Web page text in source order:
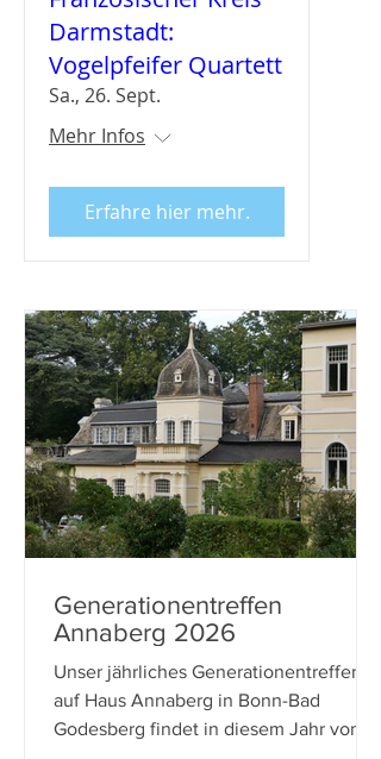
Darmstadt:
Vogelpfeifer Quartett
Sa., 26. Sept.
Mehr Infos
Erfahre hier mehr.
Generationentreffen
Annaberg 2026
Unser jährliches Generationentreffen
auf Haus Annaberg in Bonn-Bad
Godesberg findet in diesem Jahr vom